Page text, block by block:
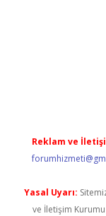
Reklam ve
Yasal Uyarı:
ve İletişim Kurumu